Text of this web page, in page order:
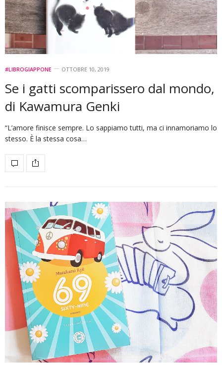
#LIBROGIAPPONE OTTOBRE 10, 2019
Se i gatti scomparissero dal mondo,
di Kawamura Genki
“L’amore finisce sempre. Lo sappiamo tutti, ma ci innamoriamo lo
stesso. È la stessa cosa…